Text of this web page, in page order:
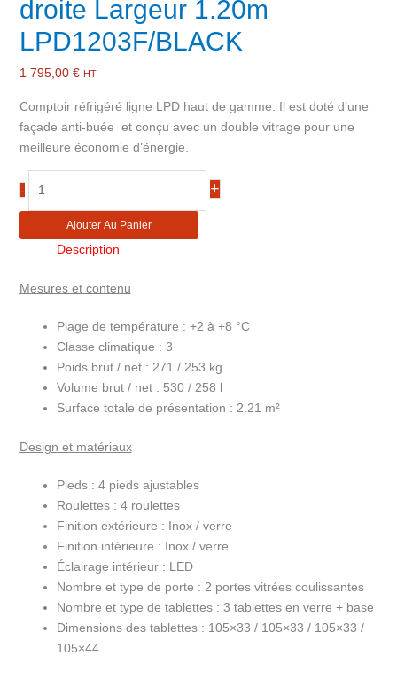
droite Largeur 1.20m
LPD1203F/BLACK
1 795,00 € HT
Comptoir réfrigéré ligne LPD haut de gamme. Il est doté d’une
façade anti-buée et conçu avec un double vitrage pour une
meilleure économie d’énergie.
-
Comptoir
réfrigéré
Boulangerie
droite
Largeur
1.20m
LPD1203F/BLACK
+
Ajouter Au Panier
Description
Mesures et contenu
Plage de température : +2 à +8 °C
Classe climatique : 3
Poids brut / net : 271 / 253 kg
Volume brut / net : 530 / 258 l
Surface totale de présentation : 2.21 m²
Design et matériaux
Pieds : 4 pieds ajustables
Roulettes : 4 roulettes
Finition extérieure : Inox / verre
Finition intérieure : Inox / verre
Éclairage intérieur : LED
Nombre et type de porte : 2 portes vitrées coulissantes
Nombre et type de tablettes : 3 tablettes en verre + base
Dimensions des tablettes : 105×33 / 105×33 / 105×33 /
105×44